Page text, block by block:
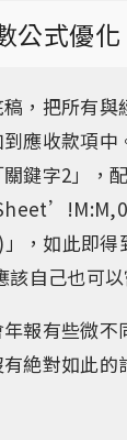
公式優化
，把所有
應收款項
鍵字2」，
，如此即得
該自己也可
報有些微
絶對如此